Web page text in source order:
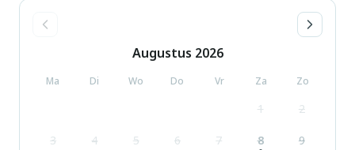
Augustus 2026
Ma Di Wo Do Vr Za Zo
1 2
3 4 5 6 7 8 9